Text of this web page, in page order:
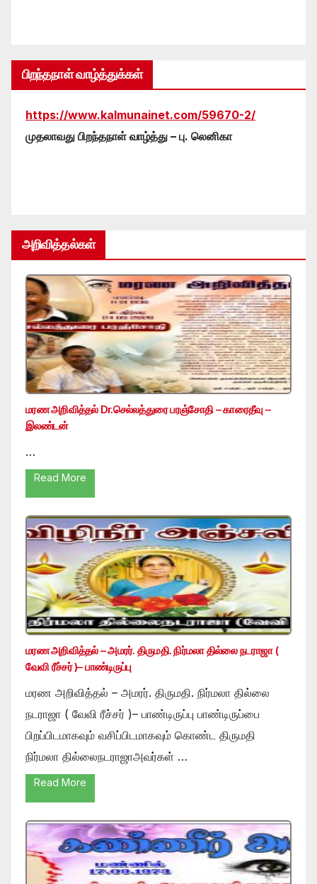
பிறந்தநாள் வாழ்த்துக்கள்
https://www.kalmunainet.com/59670-2/
முதலாவது பிறந்தநாள் வாழ்த்து – பு. லெனிகா
அறிவித்தல்கள்
மரண அறிவித்தல் Dr.செல்லத்துரை பரஞ்சோதி – காரைதீவு –
இலண்டன்
…
Read More
மரண அறிவித்தல் – அமரர். திருமதி. நிர்மலா தில்லை நடராஜா (
வேவி ரீச்சர் )– பாண்டிருப்பு
மரண அறிவித்தல் – அமரர். திருமதி. நிர்மலா தில்லை
நடராஜா ( வேவி ரீச்சர் )– பாண்டிருப்பு பாண்டிருப்பை
பிறப்பிடமாகவும் வசிப்பிடமாகவும் கொண்ட திருமதி
நிர்மலா தில்லைநடராஜாஅவர்கள் …
Read More